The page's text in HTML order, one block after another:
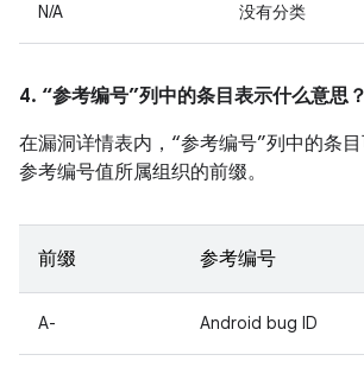
N/A 没有分类
4. “参考编号”列中的条目表示什么意思？
在漏洞详情表内，“参考编号”列中的条
参考编号值所属组织的前缀。
前缀 参考编号
A- Android bug ID